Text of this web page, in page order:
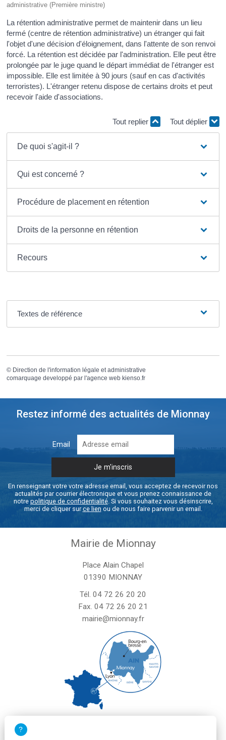
administrative (Première ministre)
La rétention administrative permet de maintenir dans un lieu
fermé (centre de rétention administrative) un étranger qui fait
l'objet d'une décision d'éloignement, dans l'attente de son renvoi
forcé. La rétention est décidée par l'administration. Elle peut être
prolongée par le juge quand le départ immédiat de l'étranger est
impossible. Elle est limitée à 90 jours (sauf en cas d'activités
terroristes). L'étranger retenu dispose de certains droits et peut
recevoir l'aide d'associations.
Tout replier Tout déplier
De quoi s'agit-il ?
Qui est concerné ?
Procédure de placement en rétention
Droits de la personne en rétention
Recours
Textes de référence
© Direction de l'information légale et administrative
comarquage developpé par l'agence web kienso.fr
Restez informé des actualités de Mionnay
Email
En renseignant votre votre adresse email, vous acceptez de recevoir nos
actualités par courrier électronique et vous prenez connaissance de
notre politique de confidentialité. Si vous souhaitez vous désinscrire,
merci de cliquer surce lien ou de nous faire parvenir un email.
Mairie de Mionnay
Place Alain Chapel
01390 MIONNAY
Tél. 04 72 26 20 20
Fax. 04 72 26 20 21
mairie@mionnay.fr